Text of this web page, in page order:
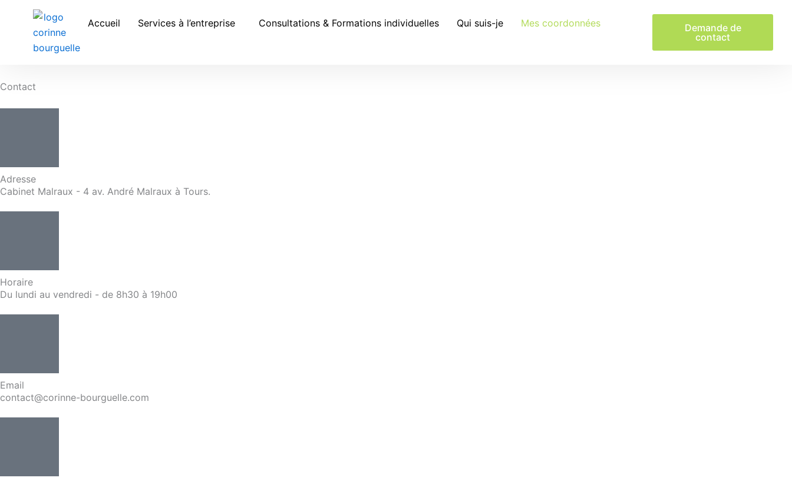
contenu
Accueil Services à l’entreprise Consultations & Formations individuelles Qui suis-je Mes coordonnées
Demande de
contact
Contact
Adresse
Cabinet Malraux - 4 av. André Malraux à Tours.
Horaire
Du lundi au vendredi - de 8h30 à 19h00
Email
contact@corinne-bourguelle.com